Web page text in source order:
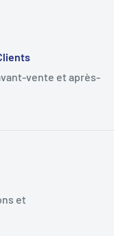
vente et après-
et